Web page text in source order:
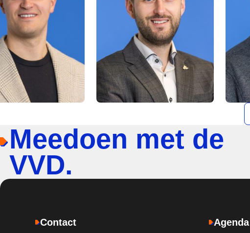
Meedoen met de
VVD.
Contact Agenda